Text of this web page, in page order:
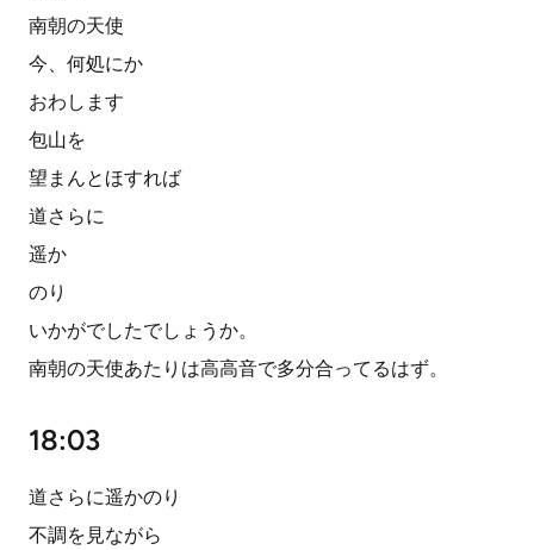
南朝の天使
今、何処にか
おわします
包山を
望まんとほすれば
道さらに
遥か
のり
いかがでしたでしょうか。
南朝の天使あたりは高高音で多分合ってるはず。
18:03
道さらに遥かのり
不調を見ながら